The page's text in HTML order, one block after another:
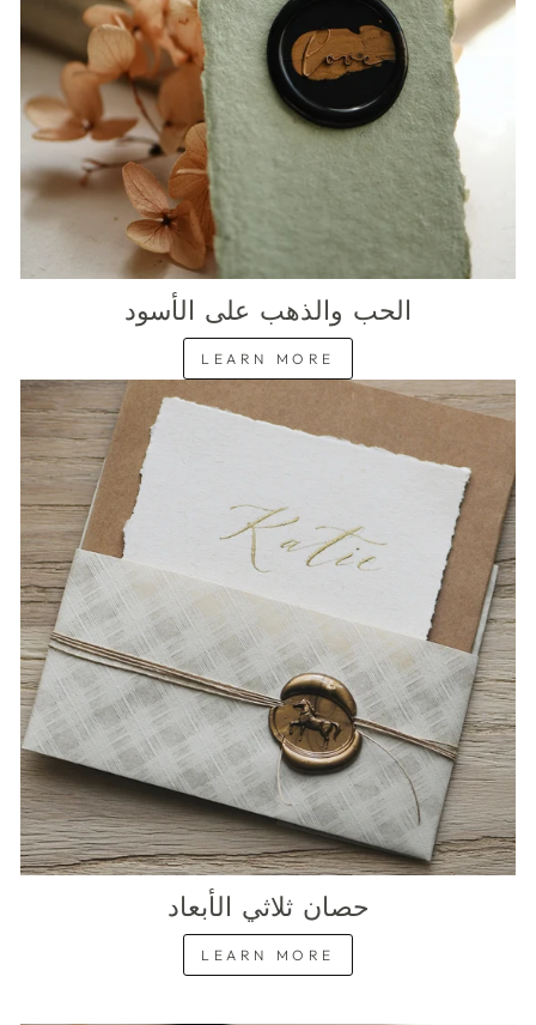
الحب والذهب على الأسود
LEARN MORE
حصان ثلاثي الأبعاد
LEARN MORE